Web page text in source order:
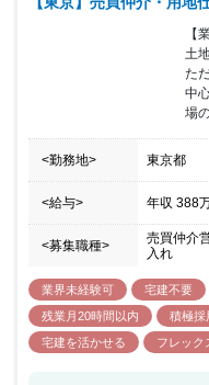
【
土
た
中
場
<勤務地> 東京都
<給与> 年収 388
<募集職種>
売買仲介
入れ
業界未経験可 宅建不要
残業月20時間以内
積極採
宅建を活かせる
フレック